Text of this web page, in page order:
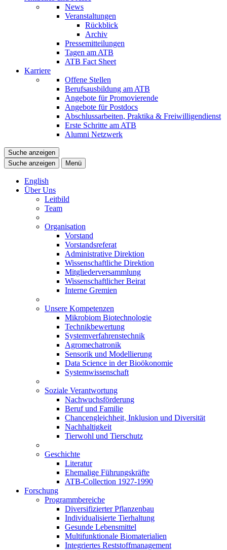
News
Veranstaltungen
Rückblick
Archiv
Pressemitteilungen
Tagen am ATB
ATB Fact Sheet
Karriere
Offene Stellen
Berufsausbildung am ATB
Angebote für Promovierende
Angebote für Postdocs
Abschlussarbeiten, Praktika & Freiwilligendienst
Erste Schritte am ATB
Alumni Netzwerk
Suche anzeigen
Suche anzeigen
Menü
English
Über Uns
Leitbild
Team
Organisation
Vorstand
Vorstandsreferat
Administrative Direktion
Wissenschaftliche Direktion
Mitgliederversammlung
Wissenschaftlicher Beirat
Interne Gremien
Unsere Kompetenzen
Mikrobiom Biotechnologie
Technikbewertung
Systemverfahrenstechnik
Agromechatronik
Sensorik und Modellierung
Data Science in der Bioökonomie
Systemwissenschaft
Soziale Verantwortung
Nachwuchsförderung
Beruf und Familie
Chancengleichheit, Inklusion und Diversität
Nachhaltigkeit
Tierwohl und Tierschutz
Geschichte
Literatur
Ehemalige Führungskräfte
ATB-Collection 1927-1990
Forschung
Programmbereiche
Diversifizierter Pflanzenbau
Individualisierte Tierhaltung
Gesunde Lebensmittel
Multifunktionale Biomaterialien
Integriertes Reststoffmanagement